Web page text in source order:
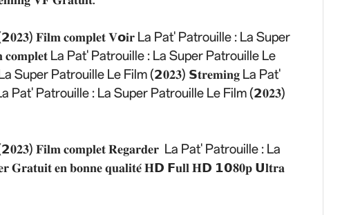
𝐅𝐢𝐥𝐦 𝐜𝐨𝐦𝐩𝐥𝐞𝐭 𝐕𝗼𝐢𝐫 La Pat' Patrouille : La Super
La Pat' Patrouille : La Super Patrouille Le
Super Patrouille Le Film (𝟮𝟎𝟐𝟑) 𝗦𝐭𝐫𝐞𝐦𝐢𝐧𝐠 La Pat'
Pat' Patrouille : La Super Patrouille Le Film (𝟮𝟎𝟐𝟑)
𝐅𝐢𝐥𝐦 𝐜𝐨𝐦𝐩𝐥𝐞𝐭 𝐑𝐞𝐠𝐚𝐫𝐝𝐞𝐫 La Pat' Patrouille : La
𝐆𝐫𝐚𝐭𝐮𝐢𝐭 𝐞𝐧 𝐛𝐨𝐧𝐧𝐞 𝐪𝐮𝐚𝐥𝐢𝐭𝐞́ 𝐇𝗗 𝗙𝐮𝐥𝐥 𝐇𝗗 𝟭𝟬𝟖𝟎𝐩 𝗨𝐥𝐭𝐫𝐚